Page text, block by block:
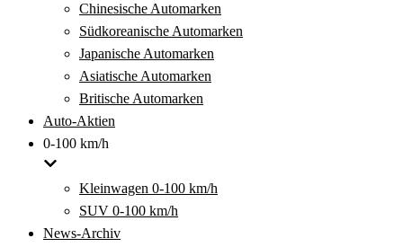
Chinesische Automarken
Südkoreanische Automarken
Japanische Automarken
Asiatische Automarken
Britische Automarken
Auto-Aktien
0-100 km/h
Kleinwagen 0-100 km/h
SUV 0-100 km/h
News-Archiv